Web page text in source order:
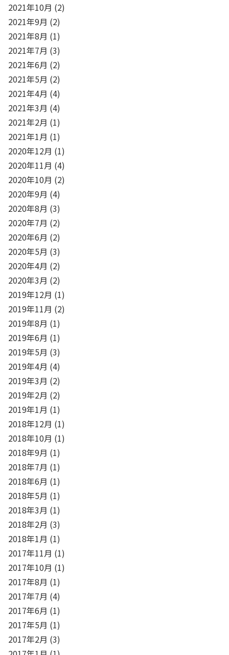
2021年10月 (2)
2021年9月 (2)
2021年8月 (1)
2021年7月 (3)
2021年6月 (2)
2021年5月 (2)
2021年4月 (4)
2021年3月 (4)
2021年2月 (1)
2021年1月 (1)
2020年12月 (1)
2020年11月 (4)
2020年10月 (2)
2020年9月 (4)
2020年8月 (3)
2020年7月 (2)
2020年6月 (2)
2020年5月 (3)
2020年4月 (2)
2020年3月 (2)
2019年12月 (1)
2019年11月 (2)
2019年8月 (1)
2019年6月 (1)
2019年5月 (3)
2019年4月 (4)
2019年3月 (2)
2019年2月 (2)
2019年1月 (1)
2018年12月 (1)
2018年10月 (1)
2018年9月 (1)
2018年7月 (1)
2018年6月 (1)
2018年5月 (1)
2018年3月 (1)
2018年2月 (3)
2018年1月 (1)
2017年11月 (1)
2017年10月 (1)
2017年8月 (1)
2017年7月 (4)
2017年6月 (1)
2017年5月 (1)
2017年2月 (3)